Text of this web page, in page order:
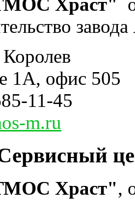
Храст"
1А, офис 505
11-45
m.ru
Храст",